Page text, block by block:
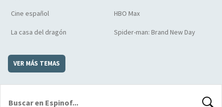
Cine español HBO Max
La casa del dragón Spider-man: Brand New Day
VER MÁS TEMAS